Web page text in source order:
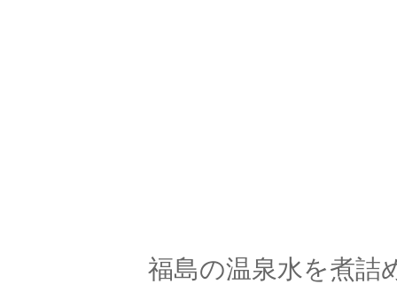
福島の温泉水を煮